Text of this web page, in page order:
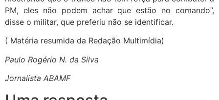
PM, eles não podem achar que estão no comando”,
disse o militar, que preferiu não se identificar.
( Matéria resumida da Redação Multimídia)
Paulo Rogério N. da Silva
Jornalista ABAMF